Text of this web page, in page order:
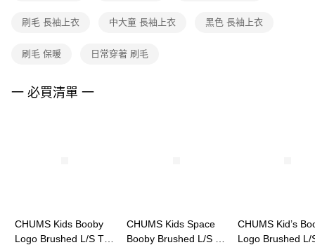
權轉讓予恩沛科技股份有限公司。
３．未成年的使用者請事先徵得法定代理人或監護人之同意方可使用
４．使用「AFTEE先享後付」時，將依據個別帳號之用戶狀況，依本公司即
刷毛 長袖上衣 中大童 長袖上衣 黑色 長袖上衣
刷毛 保暖 日常穿著 刷毛
一 必買清單 一
CHUMS Kids Booby
Logo Brushed L/S T-
CHUMS Kids Space
Booby Brushed L/S T-
CHUMS Kid’s
Logo Brushed L/